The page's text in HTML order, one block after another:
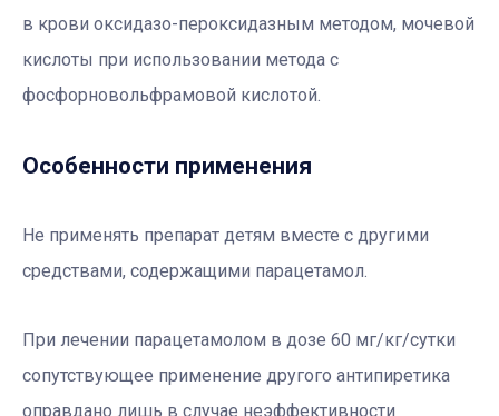
в крови оксидазо-пероксидазным методом, мочевой
кислоты при использовании метода с
фосфорновольфрамовой кислотой.
Особенности применения
Не применять препарат детям вместе с другими
средствами, содержащими парацетамол.
При лечении парацетамолом в дозе 60 мг/кг/сутки
сопутствующее применение другого антипиретика
оправдано лишь в случае неэффективности